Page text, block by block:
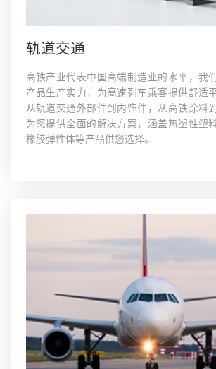
轨道交通
高铁产业代表中国高端制造业的水平，我
产品生产实力，为高速列车乘客提供舒适
从轨道交通外部件到内饰件，从高铁涂料
为您提供全面的解决方案，涵盖热塑性塑
橡胶弹性体等产品供您选择。